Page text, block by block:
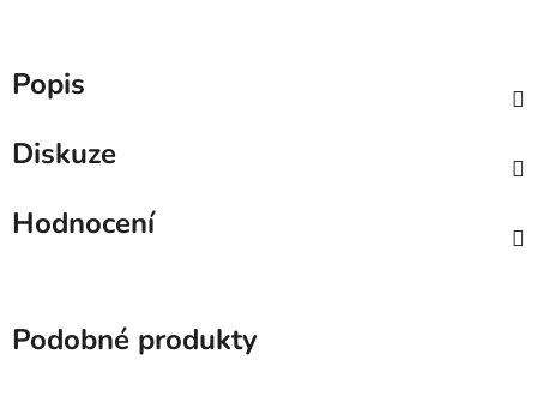
Popis
Diskuze
Hodnocení
Podobné produkty